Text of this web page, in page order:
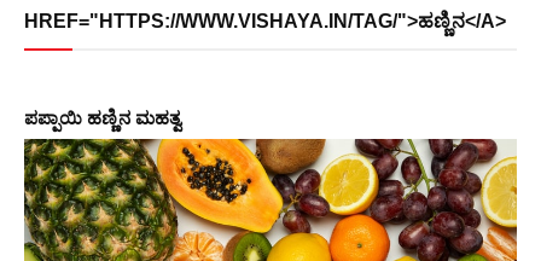
HREF="HTTPS://WWW.VISHAYA.IN/TAG/">ಹಣ್ಣಿನ</A>
ಪಪ್ಪಾಯಿ ಹಣ್ಣಿನ ಮಹತ್ವ